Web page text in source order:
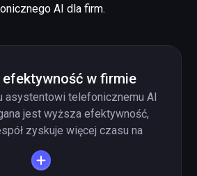
AI dla firm.
efektywność w firmie
asystentowi telefonicznemu AI
jest wyższa efektywność,
zyskuje więcej czasu na
co przekłada się na większą
Asystent telefoniczny AI